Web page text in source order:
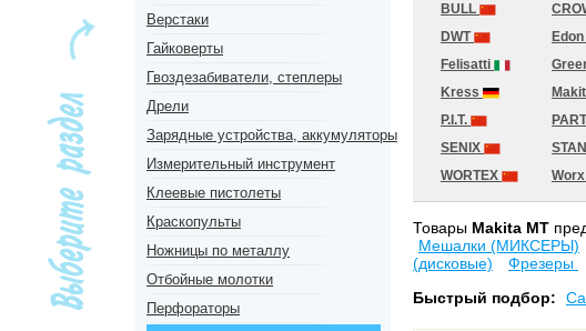
Верстаки
Гайковерты
Гвоздезабиватели, степлеры
Дрели
Зарядные устройства, аккумуляторы
Измерительный инструмент
Клеевые пистолеты
Краскопульты
Ножницы по металлу
Отбойные молотки
Перфораторы
BULL
DWT
Edon
Felisatti
Kress
P.I.T.
SENIX
WORTEX
Worx
Товары Makita MT
Мешалки (МИКСЕРЫ)
(дисковые)
Фрезеры
Быстрый подбор: